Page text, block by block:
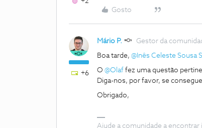
Gosto
+6
Mário P. Gestor da
Boa tarde, @Inês Celeste Sousa
O @Olaf fez uma questão
Diga-nos, por favor, se
Obrigado,
Ajude a comunidade a